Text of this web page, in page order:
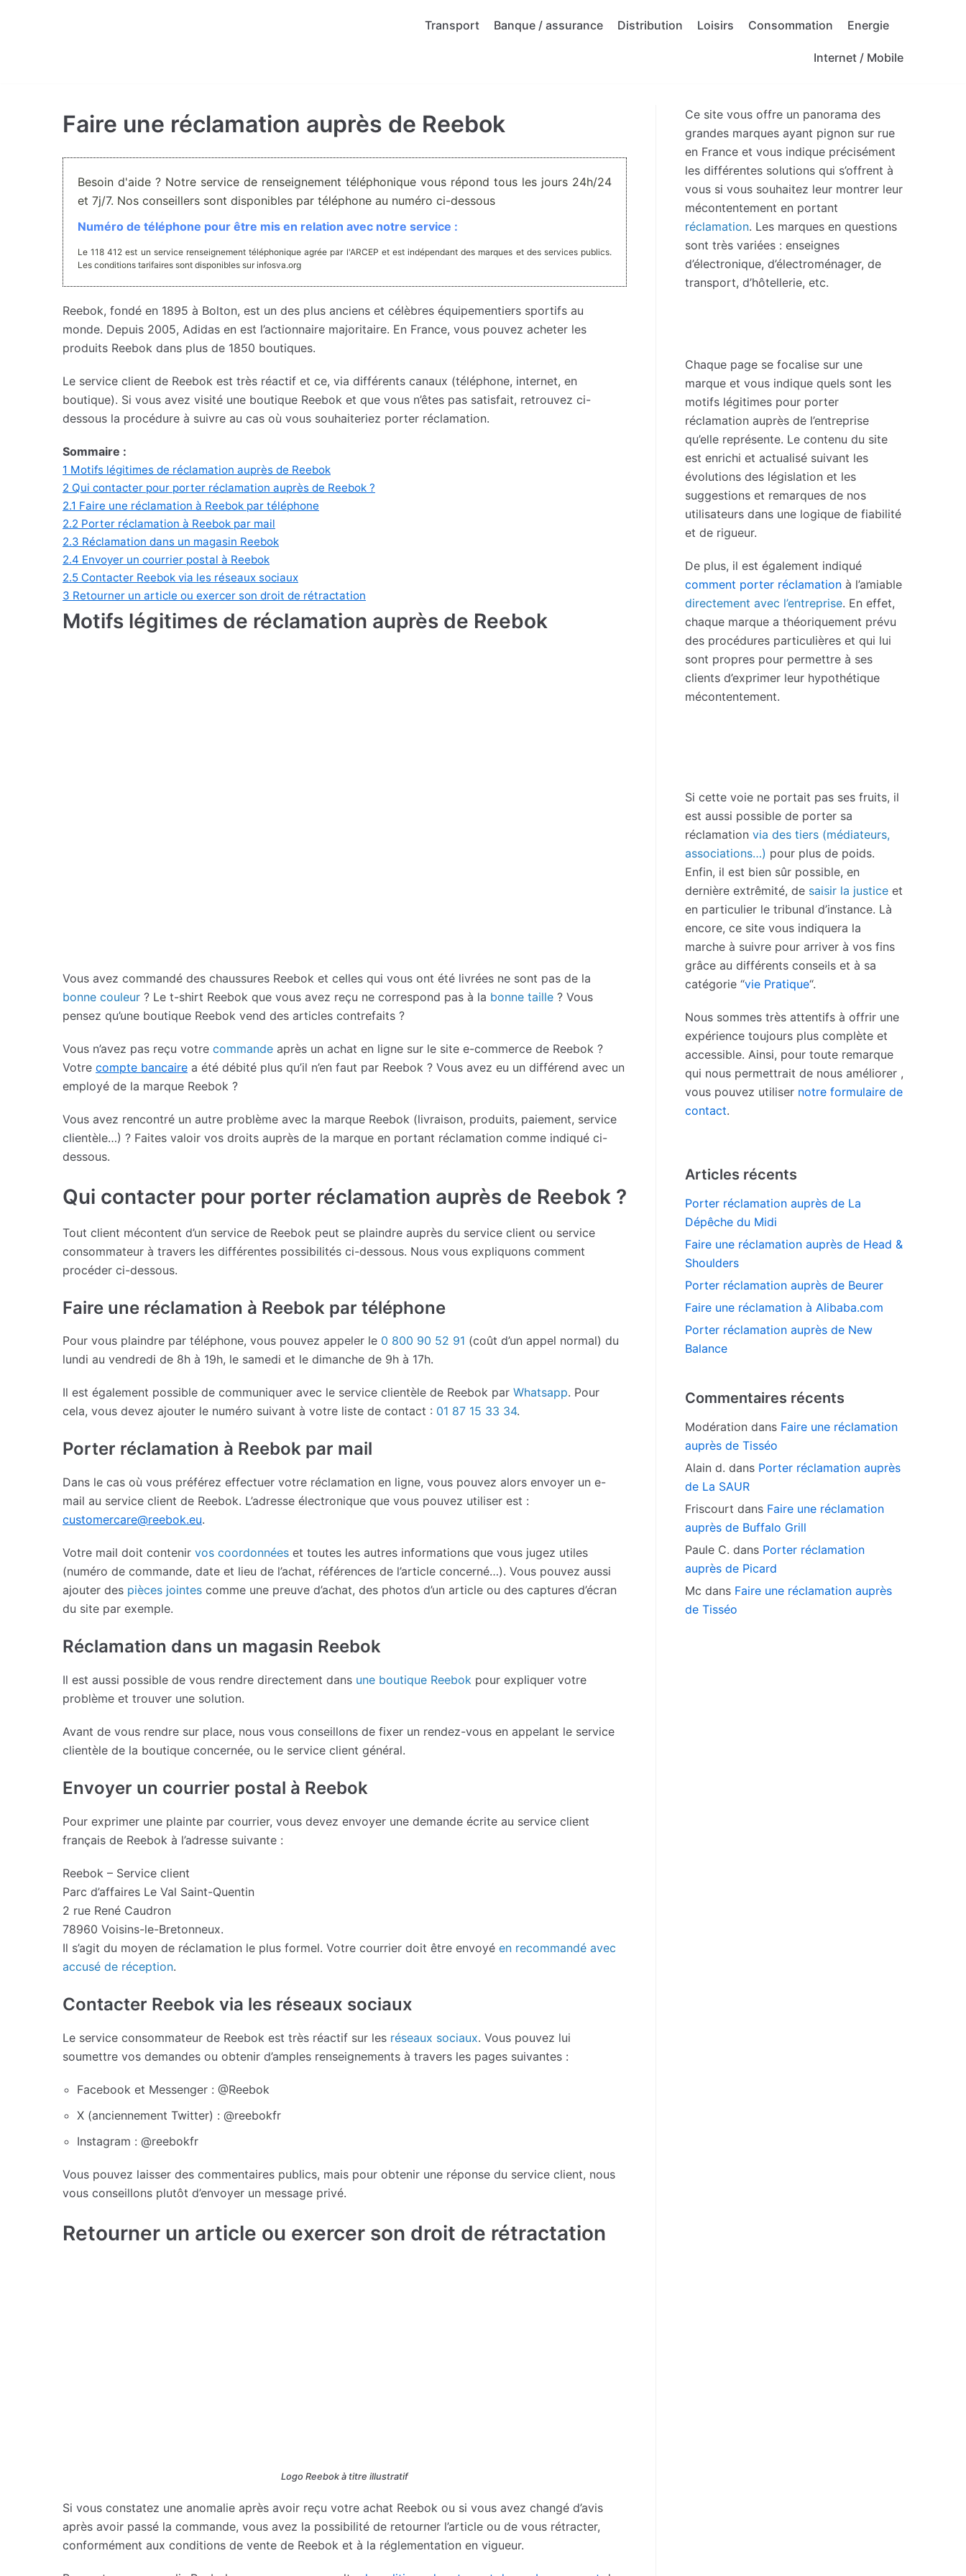
Transport Banque / assurance Distribution Loisirs Consommation Energie
Internet / Mobile
Faire une réclamation auprès de Reebok
Besoin d'aide ? Notre service de renseignement téléphonique vous répond tous les jours 24h/24
et 7j/7. Nos conseillers sont disponibles par téléphone au numéro ci-dessous
Numéro de téléphone pour être mis en relation avec notre service :
Le 118 412 est un service renseignement téléphonique agrée par l'ARCEP et est indépendant des marques et des services publics.
Les conditions tarifaires sont disponibles sur infosva.org
Reebok, fondé en 1895 à Bolton, est un des plus anciens et célèbres équipementiers sportifs au
monde. Depuis 2005, Adidas en est l’actionnaire majoritaire. En France, vous pouvez acheter les
produits Reebok dans plus de 1850 boutiques.
Le service client de Reebok est très réactif et ce, via différents canaux (téléphone, internet, en
boutique). Si vous avez visité une boutique Reebok et que vous n’êtes pas satisfait, retrouvez ci-
dessous la procédure à suivre au cas où vous souhaiteriez porter réclamation.
Sommaire :
1 Motifs légitimes de réclamation auprès de Reebok
2 Qui contacter pour porter réclamation auprès de Reebok ?
2.1 Faire une réclamation à Reebok par téléphone
2.2 Porter réclamation à Reebok par mail
2.3 Réclamation dans un magasin Reebok
2.4 Envoyer un courrier postal à Reebok
2.5 Contacter Reebok via les réseaux sociaux
3 Retourner un article ou exercer son droit de rétractation
Motifs légitimes de réclamation auprès de Reebok
Vous avez commandé des chaussures Reebok et celles qui vous ont été livrées ne sont pas de la
bonne couleur ? Le t-shirt Reebok que vous avez reçu ne correspond pas à la bonne taille ? Vous
pensez qu’une boutique Reebok vend des articles contrefaits ?
Vous n’avez pas reçu votre commande après un achat en ligne sur le site e-commerce de Reebok ?
Votre compte bancaire a été débité plus qu’il n’en faut par Reebok ? Vous avez eu un différend avec un
employé de la marque Reebok ?
Vous avez rencontré un autre problème avec la marque Reebok (livraison, produits, paiement, service
clientèle…) ? Faites valoir vos droits auprès de la marque en portant réclamation comme indiqué ci-
dessous.
Qui contacter pour porter réclamation auprès de Reebok ?
Tout client mécontent d’un service de Reebok peut se plaindre auprès du service client ou service
consommateur à travers les différentes possibilités ci-dessous. Nous vous expliquons comment
procéder ci-dessous.
Faire une réclamation à Reebok par téléphone
Pour vous plaindre par téléphone, vous pouvez appeler le 0 800 90 52 91 (coût d’un appel normal) du
lundi au vendredi de 8h à 19h, le samedi et le dimanche de 9h à 17h.
Il est également possible de communiquer avec le service clientèle de Reebok par Whatsapp. Pour
cela, vous devez ajouter le numéro suivant à votre liste de contact : 01 87 15 33 34.
Porter réclamation à Reebok par mail
Dans le cas où vous préférez effectuer votre réclamation en ligne, vous pouvez alors envoyer un e-
mail au service client de Reebok. L’adresse électronique que vous pouvez utiliser est :
customercare@reebok.eu.
Votre mail doit contenir vos coordonnées et toutes les autres informations que vous jugez utiles
(numéro de commande, date et lieu de l’achat, références de l’article concerné…). Vous pouvez aussi
ajouter des pièces jointes comme une preuve d’achat, des photos d’un article ou des captures d’écran
du site par exemple.
Réclamation dans un magasin Reebok
Il est aussi possible de vous rendre directement dans une boutique Reebok pour expliquer votre
problème et trouver une solution.
Avant de vous rendre sur place, nous vous conseillons de fixer un rendez-vous en appelant le service
clientèle de la boutique concernée, ou le service client général.
Envoyer un courrier postal à Reebok
Pour exprimer une plainte par courrier, vous devez envoyer une demande écrite au service client
français de Reebok à l’adresse suivante :
Reebok – Service client
Parc d’affaires Le Val Saint-Quentin
2 rue René Caudron
78960 Voisins-le-Bretonneux.
Il s’agit du moyen de réclamation le plus formel. Votre courrier doit être envoyé en recommandé avec
accusé de réception.
Contacter Reebok via les réseaux sociaux
Le service consommateur de Reebok est très réactif sur les réseaux sociaux. Vous pouvez lui
soumettre vos demandes ou obtenir d’amples renseignements à travers les pages suivantes :
Facebook et Messenger : @Reebok
X (anciennement Twitter) : @reebokfr
Instagram : @reebokfr
Vous pouvez laisser des commentaires publics, mais pour obtenir une réponse du service client, nous
vous conseillons plutôt d’envoyer un message privé.
Retourner un article ou exercer son droit de rétractation
Logo Reebok à titre illustratif
Si vous constatez une anomalie après avoir reçu votre achat Reebok ou si vous avez changé d’avis
après avoir passé la commande, vous avez la possibilité de retourner l’article ou de vous rétracter,
conformément aux conditions de vente de Reebok et à la réglementation en vigueur.
Ce site vous offre un panorama des
grandes marques ayant pignon sur rue
en France et vous indique précisément
les différentes solutions qui s’offrent à
vous si vous souhaitez leur montrer leur
mécontentement en portant
réclamation. Les marques en questions
sont très variées : enseignes
d’électronique, d’électroménager, de
transport, d’hôtellerie, etc.
Chaque page se focalise sur une
marque et vous indique quels sont les
motifs légitimes pour porter
réclamation auprès de l’entreprise
qu’elle représente. Le contenu du site
est enrichi et actualisé suivant les
évolutions des législation et les
suggestions et remarques de nos
utilisateurs dans une logique de fiabilité
et de rigueur.
De plus, il est également indiqué
comment porter réclamation à l’amiable
directement avec l’entreprise. En effet,
chaque marque a théoriquement prévu
des procédures particulières et qui lui
sont propres pour permettre à ses
clients d’exprimer leur hypothétique
mécontentement.
Si cette voie ne portait pas ses fruits, il
est aussi possible de porter sa
réclamation via des tiers (médiateurs,
associations…) pour plus de poids.
Enfin, il est bien sûr possible, en
dernière extrêmité, de saisir la justice et
en particulier le tribunal d’instance. Là
encore, ce site vous indiquera la
marche à suivre pour arriver à vos fins
grâce au différents conseils et à sa
catégorie “vie Pratique“.
Nous sommes très attentifs à offrir une
expérience toujours plus complète et
accessible. Ainsi, pour toute remarque
qui nous permettrait de nous améliorer ,
vous pouvez utiliser notre formulaire de
contact.
Articles récents
Porter réclamation auprès de La
Dépêche du Midi
Faire une réclamation auprès de Head &
Shoulders
Porter réclamation auprès de Beurer
Faire une réclamation à Alibaba.com
Porter réclamation auprès de New
Balance
Commentaires récents
Modération dans Faire une réclamation
auprès de Tisséo
Alain d. dans Porter réclamation auprès
de La SAUR
Friscourt dans Faire une réclamation
auprès de Buffalo Grill
Paule C. dans Porter réclamation
auprès de Picard
Mc dans Faire une réclamation auprès
de Tisséo